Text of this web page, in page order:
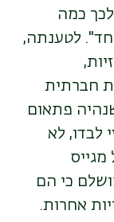
כמה
לטענתה,
חברתית
פתאום
לבדו, לא
כי הם
אחרות.